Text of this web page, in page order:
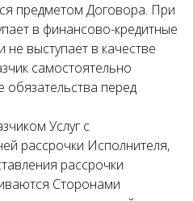
предметом Договора. При
в финансово-кредитные
выступает в качестве
самостоятельно
обязательства перед
Услуг с
рассрочки Исполнителя,
рассрочки
Сторонами